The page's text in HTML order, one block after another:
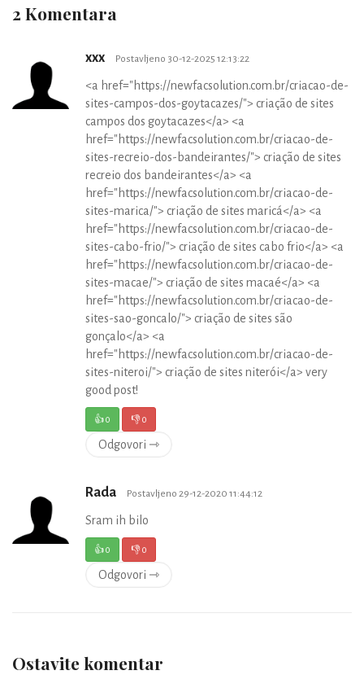
2 Komentara
xxx Postavljeno 30-12-2025 12:13:22
<a href="https://newfacsolution.com.br/criacao-de-
sites-campos-dos-goytacazes/"> criação de sites
campos dos goytacazes</a> <a
href="https://newfacsolution.com.br/criacao-de-
sites-recreio-dos-bandeirantes/"> criação de sites
recreio dos bandeirantes</a> <a
href="https://newfacsolution.com.br/criacao-de-
sites-marica/"> criação de sites maricá</a> <a
href="https://newfacsolution.com.br/criacao-de-
sites-cabo-frio/"> criação de sites cabo frio</a> <a
href="https://newfacsolution.com.br/criacao-de-
sites-macae/"> criação de sites macaé</a> <a
href="https://newfacsolution.com.br/criacao-de-
sites-sao-goncalo/"> criação de sites são
gonçalo</a> <a
href="https://newfacsolution.com.br/criacao-de-
sites-niteroi/"> criação de sites niterói</a> very
good post!
👍0 👎0
Odgovori ⇾
Rada Postavljeno 29-12-2020 11:44:12
Sram ih bilo
👍0 👎0
Odgovori ⇾
Ostavite komentar